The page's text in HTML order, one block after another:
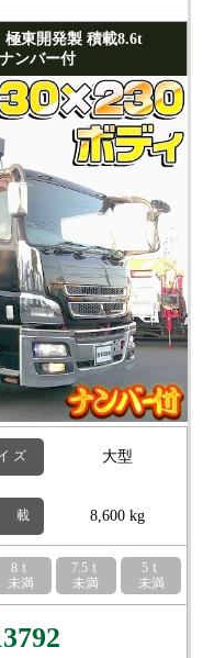
東開発製 積載8.6t
ンバー付
ズ 大型
載 8,600 kg
8ｔ
未満
7.5ｔ
未満
5ｔ
未満